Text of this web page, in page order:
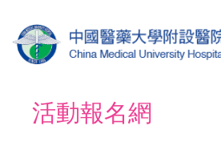
活動報名網